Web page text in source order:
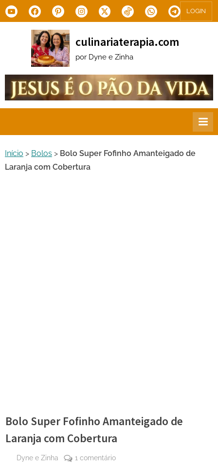
Skip
to
YoutubeFacebookPinterestInstagram
X.com Tiktok WhatsAppTelegram
LOGIN
culinariaterapia.com
por Dyne e Zinha
Início > Bolos > Bolo Super Fofinho Amanteigado de
Laranja com Cobertura
Bolo Super Fofinho Amanteigado de
Laranja com Cobertura
By
Dyne e Zinha 1 comentárioem